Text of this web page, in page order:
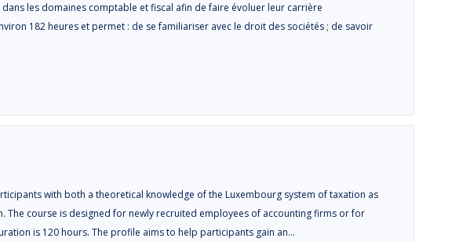
les domaines comptable et fiscal afin de faire évoluer leur carrière
182 heures et permet : de se familiariser avec le droit des sociétés ; de savoir
with both a theoretical knowledge of the Luxembourg system of taxation as
The course is designed for newly recruited employees of accounting firms or for
is 120 hours. The profile aims to help participants gain an…